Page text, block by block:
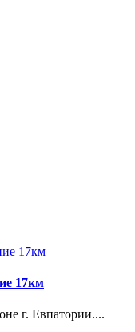
17км
г. Евпатории....